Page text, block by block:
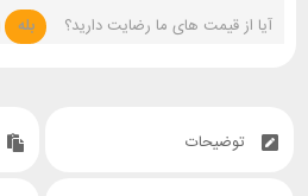
آیا از قیمت های ما رضایت دارید؟
بله
توضیحات